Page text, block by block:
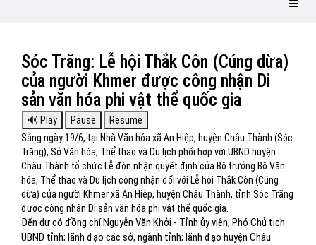
Sóc Trăng: Lễ hội Thắk Côn (Cúng dừa)
của người Khmer được công nhận Di
sản văn hóa phi vật thể quốc gia
Sáng ngày 19/6, tại Nhà Văn hóa xã An Hiệp, huyện Châu Thành (Sóc
Trăng), Sở Văn hóa, Thể thao và Du lịch phối hợp với UBND huyện
Châu Thành tổ chức Lễ đón nhận quyết định của Bộ trưởng Bộ Văn
hóa, Thể thao và Du lịch công nhận đối với Lễ hội Thắk Côn (Cúng
dừa) của người Khmer xã An Hiệp, huyện Châu Thành, tỉnh Sóc Trăng
được công nhận Di sản văn hóa phi vật thể quốc gia.
Đến dự có đồng chí Nguyễn Văn Khởi - Tỉnh ủy viên, Phó Chủ tịch
UBND tỉnh; lãnh đạo các sở, ngành tỉnh; lãnh đạo huyện Châu